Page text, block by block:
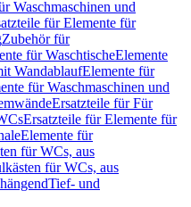
Waschmaschinen und
für Elemente für
Zubehör für
für WaschtischeElemente
WandablaufElemente für
für Waschmaschinen und
Ersatzteile für Für
Ersatzteile für Elemente für
Elemente für
für WCs, aus
für WCs, aus
Tief- und